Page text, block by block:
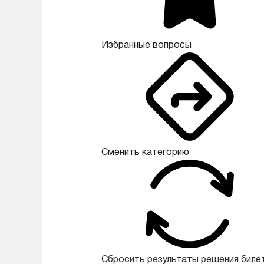
Избранные вопросы
Сменить категорию
Сбросить результаты решения